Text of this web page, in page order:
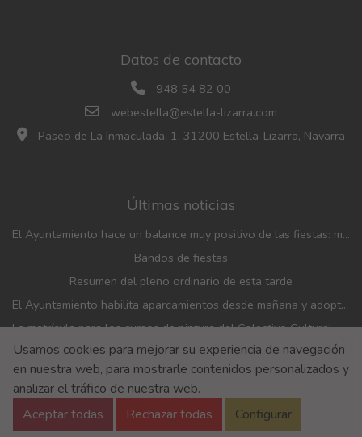
Datos de contacto
948 54 82 00
webestella@estella-lizarra.com
Paseo de La Inmaculada, 1, 31200 Estella-Lizarra, Navarra
Últimas noticias
El Ayuntamiento hace un balance muy positivo de las fiestas: menos incidencias, gran participación y mayor afluencia de público que en años anteriores
Bandos de fiestas
Resumen del pleno ordinario de esta tarde
El Ayuntamiento habilita aparcamientos desde mañana y adopta medidas de movilidad con motivo de las fiestas patronales
La matrícula para los cursos de pintura del Colectivo Cultural Almudí se abrirá del 1 al 4 de septiembre
El Ayuntamiento y el Banco de Alimentos renuevan el convenio de financiación de la entidad
Aviso Legal
Aviso de privacidad
Accesibilidad
Política de Cookies
Política de Seguridad de la información
Usamos cookies para mejorar su experiencia de navegación
en nuestra web, para mostrarle contenidos personalizados y
analizar el tráfico de nuestra web.
Aceptar todas
Rechazar todas Configurar